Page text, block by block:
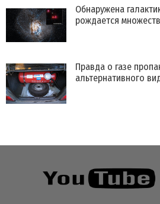
Обнаружена
рождается
Правда о газе
альтернативного